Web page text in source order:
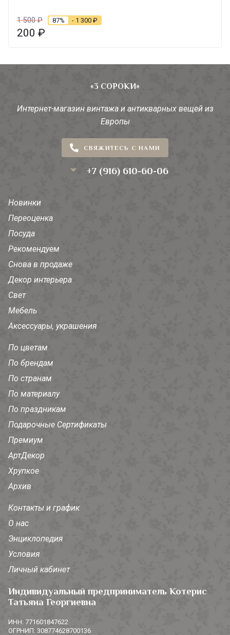
1 500₽ 87% - 1 300 ₽
200 ₽
«3 СОРОКИ»
Интернет-магазин винтажа и антикварных вещей из
Европы
СВЯЖИТЕСЬ С НАМИ
+7 (916) 610-60-06
Новинки
Переоценка
Посуда
Рекомендуем
Снова в продаже
Декор интерьера
Свет
Мебель
Аксессуары, украшения
По цветам
По брендам
По странам
По материалу
По праздникам
Подарочные Сертификаты
Премиум
АртДекор
Хрупкое
Архив
Контакты и график
О нас
Энциклопедия
Условия
Личный кабинет
Индивидуальный предприниматель Котерис
Татьяна Георгиевна
ИНН: 771601847622
ОГРНИП: 308774628700136